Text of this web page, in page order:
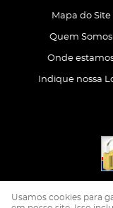
Mapa do Site
Quem Somos
Onde
Indique nossa
Usamos cookies para